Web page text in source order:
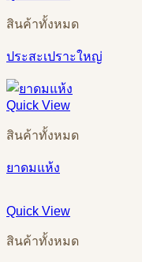
สินค้าทั้งหมด
ประสะเปราะใหญ่
Quick View
สินค้าทั้งหมด
ยาดมแห้ง
Quick View
สินค้าทั้งหมด